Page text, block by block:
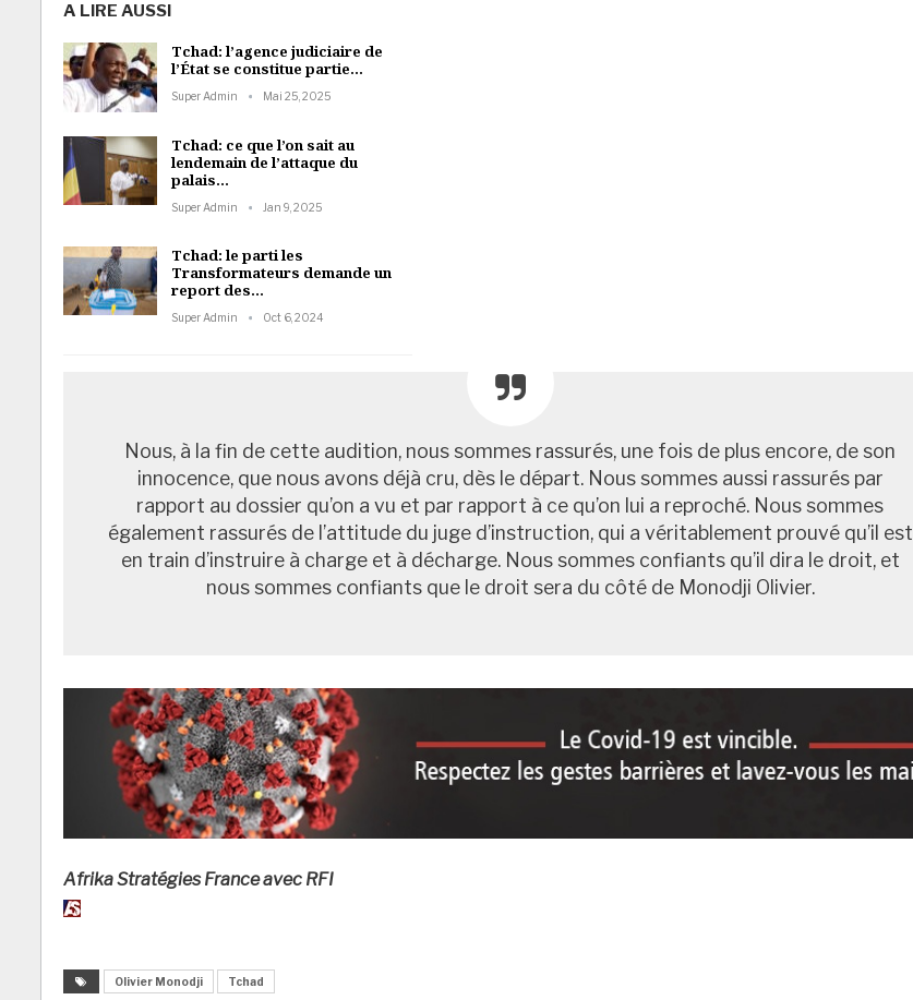
A LIRE AUSSI
Tchad: l’agence judiciaire de
l’État se constitue partie…
Super Admin Mai 25, 2025
Tchad: ce que l’on sait au
lendemain de l’attaque du
palais…
Super Admin Jan 9, 2025
Tchad: le parti les
Transformateurs demande un
report des…
Super Admin Oct 6, 2024
Nous, à la fin de cette audition, nous sommes rassurés, une fois de plus encore, de son
innocence, que nous avons déjà cru, dès le départ. Nous sommes aussi rassurés par
rapport au dossier qu’on a vu et par rapport à ce qu’on lui a reproché. Nous sommes
également rassurés de l’attitude du juge d’instruction, qui a véritablement prouvé qu’il est
en train d’instruire à charge et à décharge. Nous sommes confiants qu’il dira le droit, et
nous sommes confiants que le droit sera du côté de Monodji Olivier.
Afrika Stratégies France avec RFI
Olivier Monodji Tchad